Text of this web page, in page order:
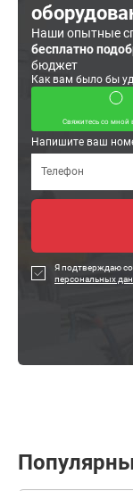
Наши опытные
бесплатно
бюджет
Как вам было бы
Свяжитесь со мной
Напишите ваш
Я подтверждаю
персональных